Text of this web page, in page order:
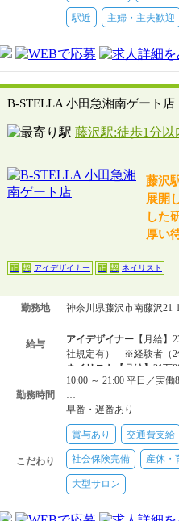
駅近 主婦・主夫歓迎
B-STELLA 小田急湘南ゲート店
藤沢駅:徒歩1分以
藤沢
展開
した
厚い
正 契 アイデザイナー 正 契 ネイリスト
勤務地 神奈川県藤沢市南藤沢
給与 アイデザイナー 【月給】
社規定有） ※経験者（2
ネイリスト
【月給】21
定有） ※経験者（2年以
アイデザイナー
ネイリスト【月給】21万
勤務時間
10:00 ～ 21:00 平日／実働
…
早番・遅番あり
こだわり
賞与あり 交通費支給
社会保険完備 産休・
大型サロン